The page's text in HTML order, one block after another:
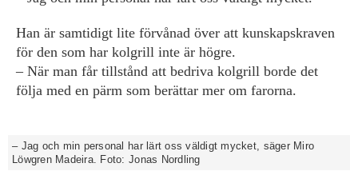
Han är samtidigt lite förvånad över att kunskapskraven
för den som har kolgrill inte är högre.
– När man får tillstånd att bedriva kolgrill borde det
följa med en pärm som berättar mer om farorna.
– Jag och min personal har lärt oss väldigt mycket, säger Miro
Löwgren Madeira. Foto: Jonas Nordling